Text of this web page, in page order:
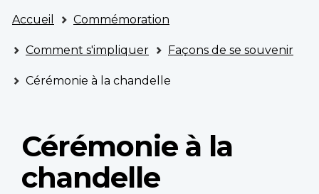
Dossier
ACC
êtes
ici
Accueil Commémoration
Comment s'impliquer Façons de se souvenir
Cérémonie à la chandelle
Cérémonie à la
chandelle